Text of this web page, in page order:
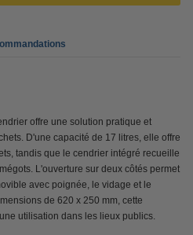
offre une solution pratique et
D'une capacité de 17 litres, elle offre
tandis que le cendrier intégré recueille
L'ouverture sur deux côtés permet
avec poignée, le vidage et le
de 620 x 250 mm, cette
utilisation dans les lieux publics.